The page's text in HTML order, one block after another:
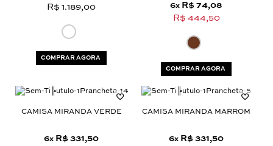
R$ 1.189,00
COMPRAR AGORA
6x R$ 74,08
R$ 444,50
COMPRAR AGORA
CAMISA MIRANDA VERDE
6x R$ 331,50
CAMISA MIRANDA MARROM
6x R$ 331,50